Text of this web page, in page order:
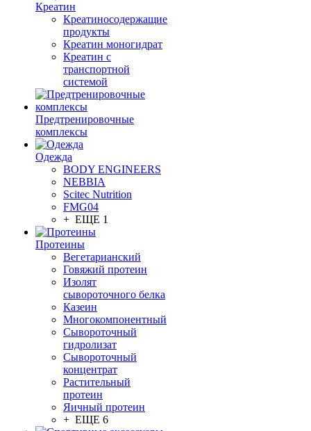
Креатин
Креатиносодержащие
продукты
Креатин моногидрат
Креатин с
транспортной
системой
Предтренировочные
комплексы
Одежда
BODY ENGINEERS
NEBBIA
Scitec Nutrition
FMG04
+ ЕЩЕ 1
Протеины
Вегетарианский
Говяжий протеин
Изолят
сывороточного белка
Казеин
Многокомпонентный
Сывороточный
гидролизат
Сывороточный
концентрат
Растительный
протеин
Яичный протеин
+ ЕЩЕ 6